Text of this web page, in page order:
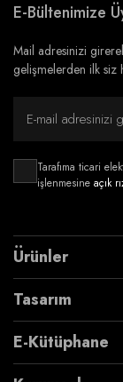
E-Bültenimize
Mail adresinizi
gelişmelerden ilk siz
Tarafıma ticari
işlenmesine açık
Ürünler
Tasarım
E-Kütüphane